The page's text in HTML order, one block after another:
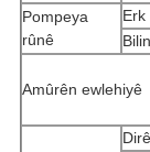
Pompeya
rûnê
Erk
Amûrên ewlehiyê